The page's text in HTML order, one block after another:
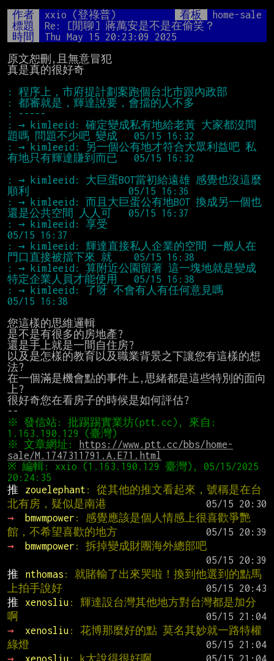
Mute
作者 xxio (登祿普) 看板
home-sale
標題
Re: [閒聊] 蔣萬安是不是在偷笑？
時間
Thu May 15 20:23:09 2025
原文恕刪,且無意冒犯
真是真的很好奇
: → kimleeid: 確定變成私有地給老黃 大家都沒問
: → kimleeid: 另一個公有地才符合大眾利益吧 私
: → kimleeid: 大巨蛋BOT當初給遠雄 感覺也沒這麼
: → kimleeid: 而且大巨蛋公有地BOT 換成另一個也
: → kimleeid: 享受
: → kimleeid: 輝達直接私人企業的空間 一般人在
: → kimleeid: 算附近公園留著 這一塊地就是變成
: → kimleeid: 了呀 不會有人有任何意見嗎
您這樣的思維邏輯
是不是有很多的房地產?
還是手上就是一間自住房?
以及是怎樣的教育以及職業背景之下讓您有這樣的想
法?
在一個滿是機會點的事件上,思緒都是這些特別的面向
上?
很好奇您在看房子的時候是如何評估?
※ 發信站: 批踢踢實業坊(ptt.cc), 來自:
※ 文章網址:
https://www.ptt.cc/bbs/home-
sale/M.1747311791.A.E71.html
※ 編輯: xxio (1.163.190.129 臺灣), 05/15/2025
推
zouelephant : 從其他的推文看起來，號稱是在台
北有房，疑似是南港
→
bmwmpower : 感覺應該是個人情感上很喜歡爭艷
館，不希望喜歡的地方
→
bmwmpower : 拆掉變成財團海外總部吧
推
nthomas : 就賭輸了出來哭啦！換到他選到的點馬
上拍手說好
推
xenosliu : 輝達設台灣其他地方對台灣都是加分
啊
→
xenosliu : 花博那麼好的點 莫名其妙就一路特權
綠燈
→
xenosliu : k大說得很好啊